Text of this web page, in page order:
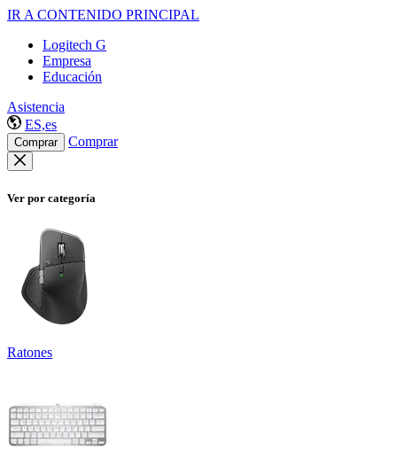
IR A CONTENIDO PRINCIPAL
Logitech G
Empresa
Educación
Asistencia
ES,es
Comprar Comprar
Ver por categoría
Ratones